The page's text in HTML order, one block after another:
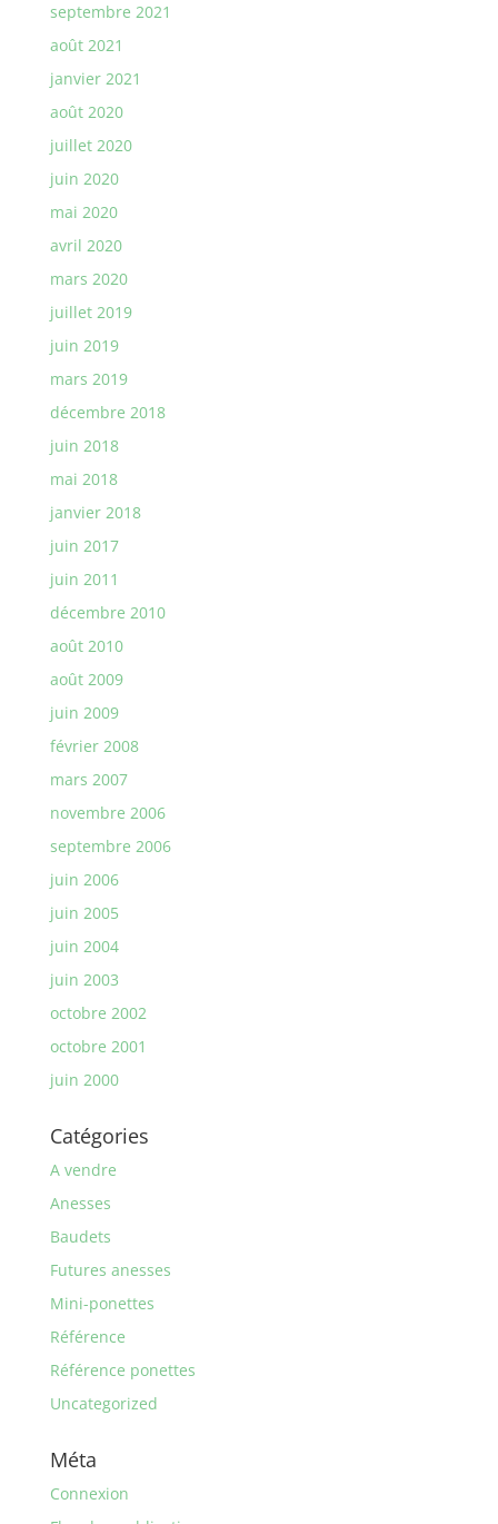
septembre 2021
août 2021
janvier 2021
août 2020
juillet 2020
juin 2020
mai 2020
avril 2020
mars 2020
juillet 2019
juin 2019
mars 2019
décembre 2018
juin 2018
mai 2018
janvier 2018
juin 2017
juin 2011
décembre 2010
août 2010
août 2009
juin 2009
février 2008
mars 2007
novembre 2006
septembre 2006
juin 2006
juin 2005
juin 2004
juin 2003
octobre 2002
octobre 2001
juin 2000
Catégories
A vendre
Anesses
Baudets
Futures anesses
Mini-ponettes
Référence
Référence ponettes
Uncategorized
Méta
Connexion